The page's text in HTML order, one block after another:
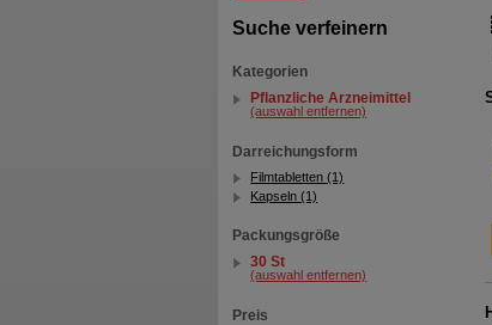
Suche verfeinern
Kategorien
Pflanzliche Arzneimittel
(auswahl entfernen)
Darreichungsform
Filmtabletten (1)
Kapseln (1)
Packungsgröße
30 St
(auswahl entfernen)
Preis